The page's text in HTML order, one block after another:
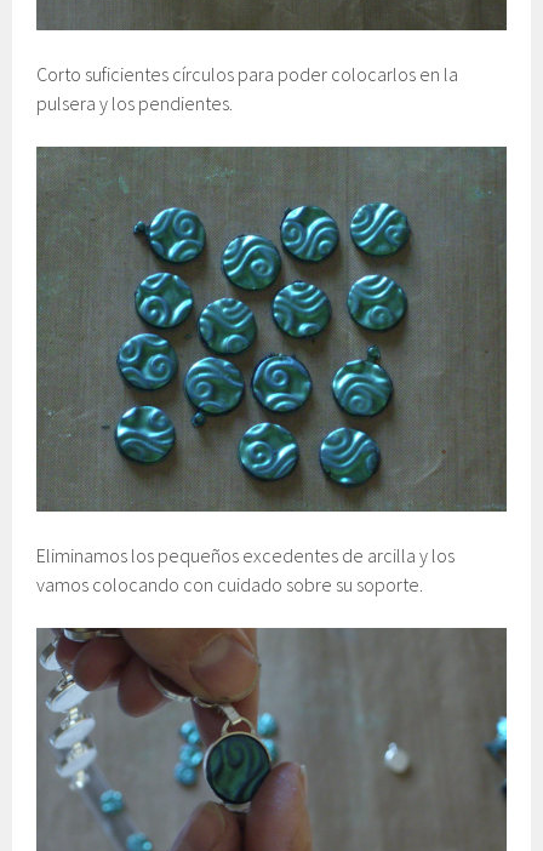
Corto suficientes círculos para poder colocarlos en la
pulsera y los pendientes.
Eliminamos los pequeños excedentes de arcilla y los
vamos colocando con cuidado sobre su soporte.